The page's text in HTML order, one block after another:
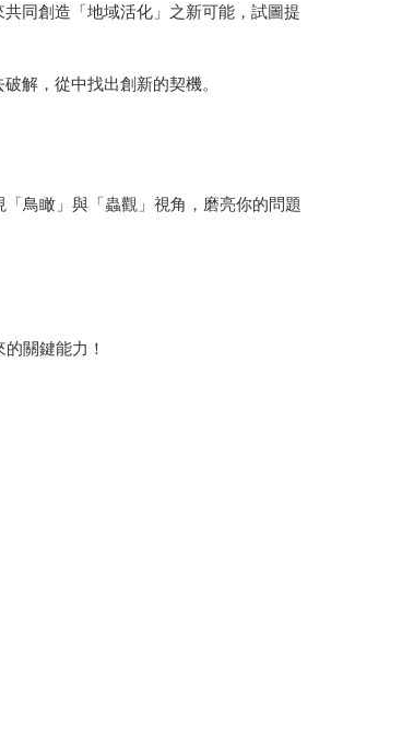
同創造「地域活化」之新可能，試圖提
解，從中找出創新的契機。
鳥瞰」與「蟲觀」視角，磨亮你的問題
關鍵能力！